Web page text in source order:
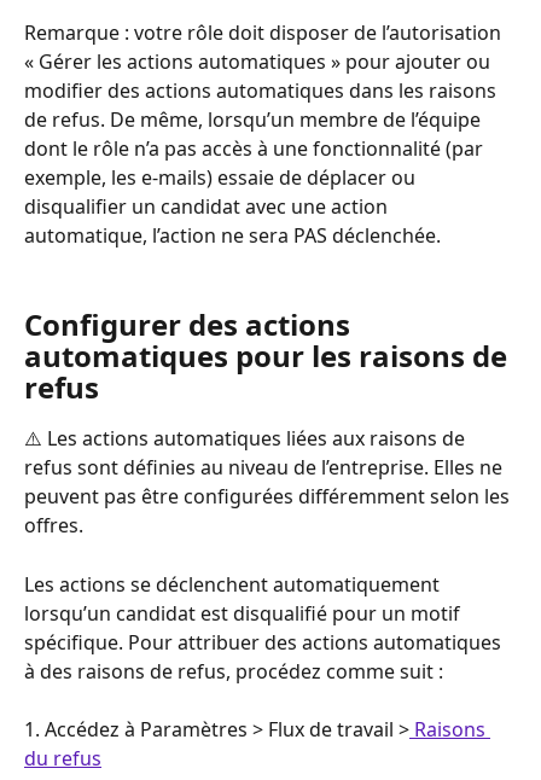
Remarque : votre rôle doit disposer de l’autorisation
« Gérer les actions automatiques » pour ajouter ou
modifier des actions automatiques dans les raisons
de refus. De même, lorsqu’un membre de l’équipe
dont le rôle n’a pas accès à une fonctionnalité (par
exemple, les e-mails) essaie de déplacer ou
disqualifier un candidat avec une action
automatique, l’action ne sera PAS déclenchée.
Configurer des actions
automatiques pour les raisons de
refus
⚠️ Les actions automatiques liées aux raisons de
refus sont définies au niveau de l’entreprise. Elles ne
peuvent pas être configurées différemment selon les
offres.
Les actions se déclenchent automatiquement
lorsqu’un candidat est disqualifié pour un motif
spécifique. Pour attribuer des actions automatiques
à des raisons de refus, procédez comme suit :
1. Accédez à Paramètres > Flux de travail > Raisons
du refus